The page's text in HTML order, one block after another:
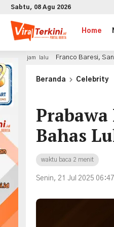
Sabtu, 08 Agu 2026
Home
Franco Baresi, Sang Nomor 6 yang
Beranda Celebrity
Prabawa
Bahas
waktu baca 2 menit
Senin, 21 Jul 2025 06:47